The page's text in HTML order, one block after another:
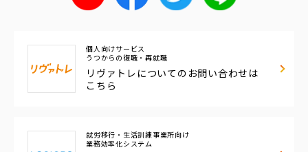
個人向けサービス
うつからの復職・再就職
リヴァトレについての お問い合わせは
こちら
就労移行・生活訓練事業所向け
業務効率化システム